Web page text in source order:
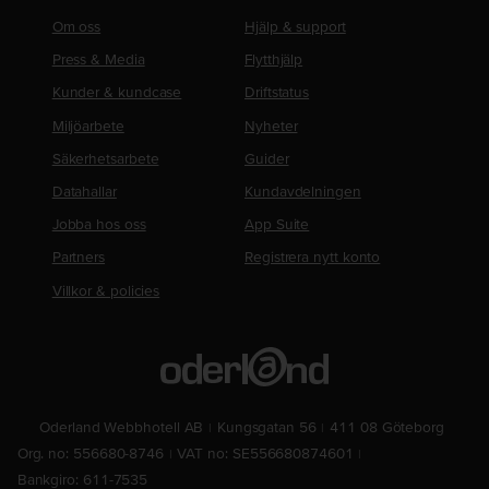
Om oss
Press & Media
Kunder & kundcase
Miljöarbete
Säkerhetsarbete
Datahallar
Jobba hos oss
Partners
Villkor & policies
Hjälp & support
Flytthjälp
Driftstatus
Nyheter
Guider
Kundavdelningen
App Suite
Registrera nytt konto
Oderland Webbhotell AB Kungsgatan 56
411 08 Göteborg
Org. no: 556680-8746
VAT no: SE556680874601
Bankgiro: 611-7535